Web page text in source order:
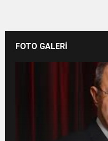
FOTO GALERİ